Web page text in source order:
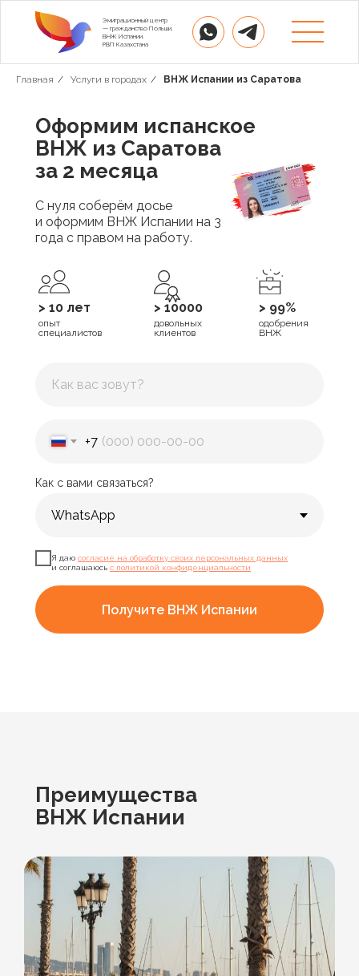
Эмиграционный центр
— гражданство Польши,
ВНЖ Испании,
РВП Казахстана
Главная / Услуги в городах / ВНЖ Испании из Саратова
довольных
клиентов
> 10000
одобрения
ВНЖ
> 99%
опыт
специалистов
> 10 лет
Оформим испанское
ВНЖ из Саратова
за 2 месяца
С нуля соберём досье
и оформим ВНЖ Испании на 3
года с правом на работу.
+7
Как с вами связаться?
Я даю согласие на обработку своих персональных данных
и соглашаюсь с политикой конфиденциальности
Получите ВНЖ Испании
Преимущества
ВНЖ Испании